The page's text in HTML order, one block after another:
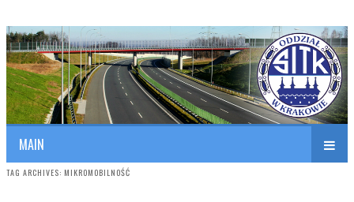
SITK RP Oddział w KRAKOWIE
Polish Association of Engineers & Technicians of Transportation
MAIN
TAG ARCHIVES: MIKROMOBILNOŚĆ